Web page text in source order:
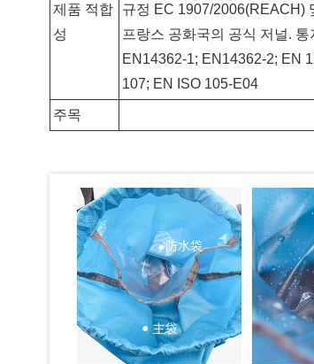
제품 적합
성
규정 EC 1907/2006(REACH)
프랑스 공화국의 공식 저널. 통
EN14362-1; EN14362-2; EN
107; EN ISO 105-E04
주목